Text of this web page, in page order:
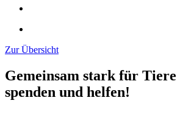
Zur Übersicht
Gemeinsam stark für
spenden und helfen!